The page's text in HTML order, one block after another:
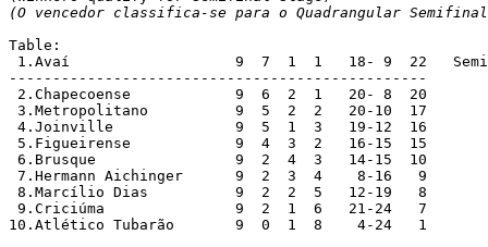
(O vencedor classifica-se para o Quadrangular
Table:
1.Avaí			  9  7  1  1   18- 9  22   Semifinalists; +1 bp
------------------------------------------------
2.Chapecoense		  9  6  2  1   20- 8  20
3.Metropolitano	  9  5  2  2   20-10  17
4.Joinville		  9  5  1  3   19-12  16
5.Figueirense	 	  9  4  3  2   16-15  15
6.Brusque		  9  2  4  3   14-15  10
7.Hermann Aichinger      9  2  3  4    8-16   9
8.Marcílio Dias	  9  2  2  5   12-19   8
9.Criciúma		  9  2  1  6   21-24   7
10.Atlético Tubarão	  9  0  1  8    4-24   1